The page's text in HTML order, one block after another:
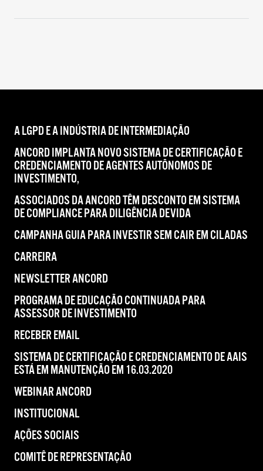
A LGPD E A INDÚSTRIA DE INTERMEDIAÇÃO
ANCORD IMPLANTA NOVO SISTEMA DE CERTIFICAÇÃO E
CREDENCIAMENTO DE AGENTES AUTÔNOMOS DE
INVESTIMENTO,
ASSOCIADOS DA ANCORD TÊM DESCONTO EM SISTEMA
DE COMPLIANCE PARA DILIGÊNCIA DEVIDA
CAMPANHA GUIA PARA INVESTIR SEM CAIR EM CILADAS
CARREIRA
NEWSLETTER ANCORD
PROGRAMA DE EDUCAÇÃO CONTINUADA PARA
ASSESSOR DE INVESTIMENTO
RECEBER EMAIL
SISTEMA DE CERTIFICAÇÃO E CREDENCIAMENTO DE AAIS
ESTÁ EM MANUTENÇÃO EM 16.03.2020
WEBINAR ANCORD
INSTITUCIONAL
AÇÕES SOCIAIS
COMITÊ DE REPRESENTAÇÃO